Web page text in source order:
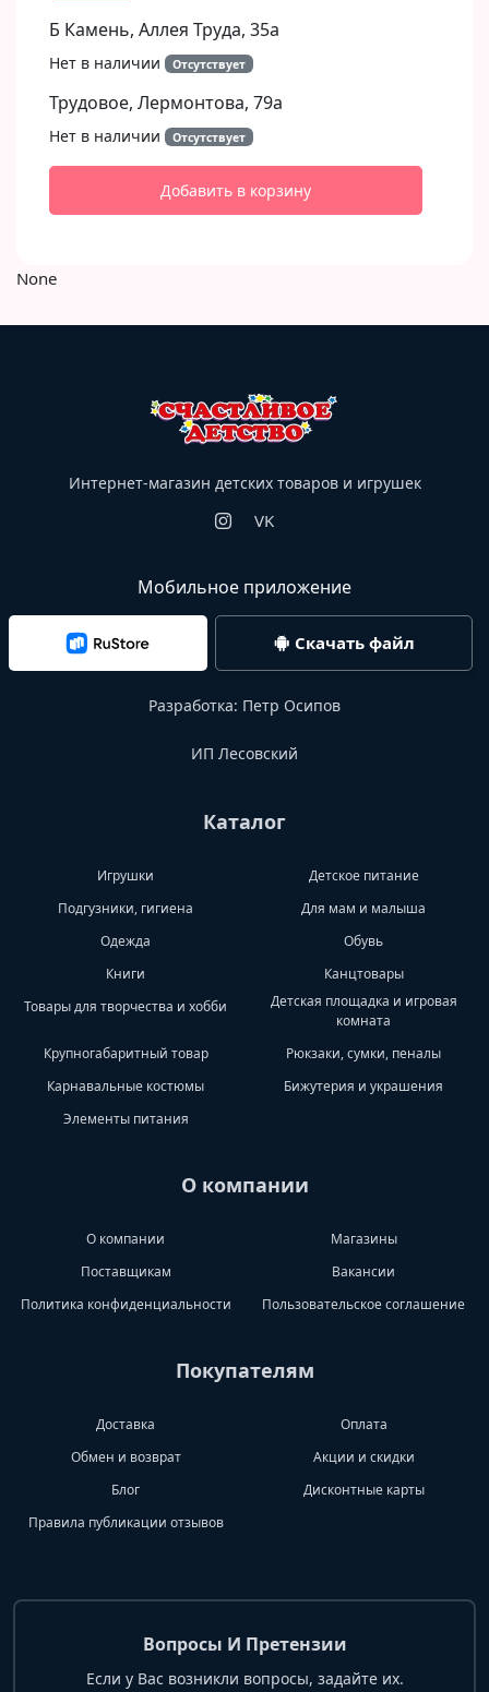
Б Камень, Аллея Труда, 35а
Нет в наличии Отсутствует
Трудовое, Лермонтова, 79а
Нет в наличии Отсутствует
Добавить в корзину
None
Интернет-магазин детских товаров и игрушек
VK
Мобильное приложение
Скачать файл
Разработка: Петр Осипов
ИП Лесовский
Каталог
Игрушки
Детское питание
Подгузники, гигиена
Для мам и малыша
Одежда
Обувь
Книги
Канцтовары
Товары для творчества и хобби
Детская площадка и игровая
комната
Крупногабаритный товар
Рюкзаки, сумки, пеналы
Карнавальные костюмы
Бижутерия и украшения
Элементы питания
О компании
О компании
Магазины
Поставщикам
Вакансии
Политика конфиденциальности
Пользовательское соглашение
Покупателям
Доставка
Оплата
Обмен и возврат
Акции и скидки
Блог
Дисконтные карты
Правила публикации отзывов
Вопросы И Претензии
Если у Вас возникли вопросы, задайте их.